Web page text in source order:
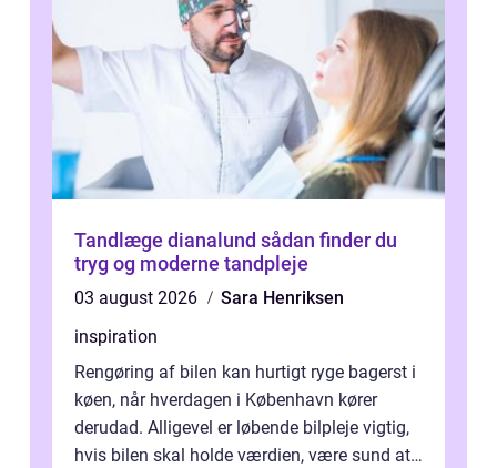
Tandlæge dianalund sådan finder du
tryg og moderne tandpleje
03 august 2026
Sara Henriksen
inspiration
Rengøring af bilen kan hurtigt ryge bagerst i
køen, når hverdagen i København kører
derudad. Alligevel er løbende bilpleje vigtig,
hvis bilen skal holde værdien, være sund at